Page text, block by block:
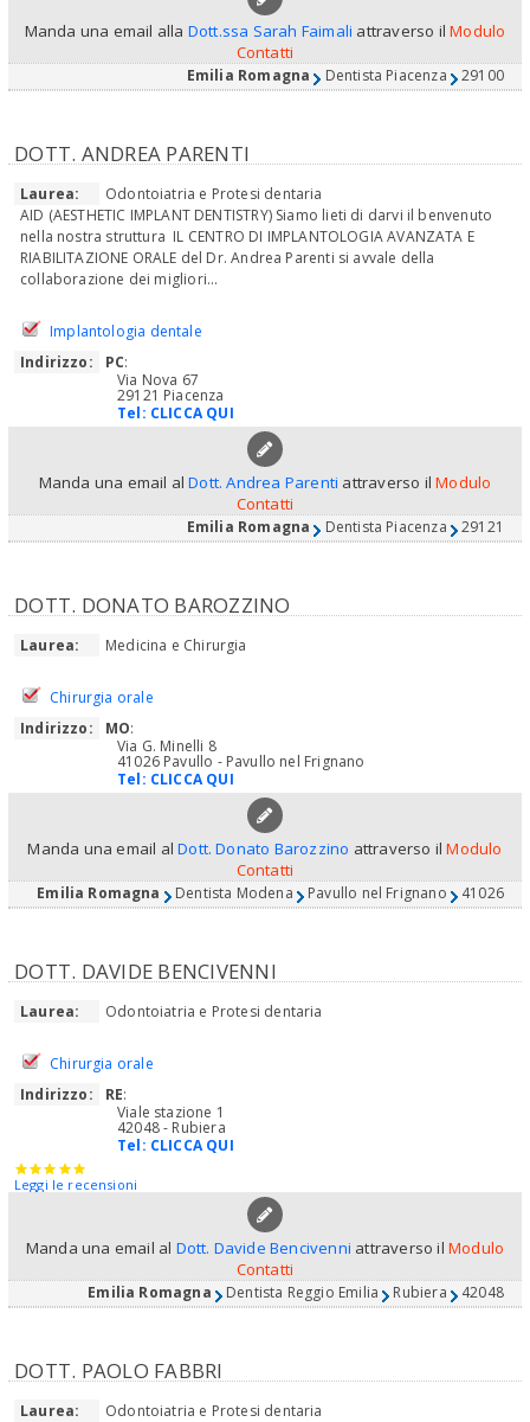
Manda una email alla Dott.ssa Sarah Faimali attraverso ilModulo
Contatti
Emilia Romagna Dentista Piacenza 29100
DOTT. ANDREA PARENTI
Laurea:
Odontoiatria e Protesi dentaria
AID (AESTHETIC IMPLANT DENTISTRY) Siamo lieti di darvi il benvenuto
nella nostra struttura IL CENTRO DI IMPLANTOLOGIA AVANZATA E
RIABILITAZIONE ORALE del Dr. Andrea Parenti si avvale della
collaborazione dei migliori...
Implantologia dentale
Indirizzo:
PC:
Via Nova 67
29121 Piacenza
Tel: CLICCA QUI
Manda una email alDott. Andrea Parenti attraverso ilModulo
Contatti
Emilia Romagna Dentista Piacenza 29121
DOTT. DONATO BAROZZINO
Laurea: Medicina e Chirurgia
Chirurgia orale
Indirizzo:
MO:
Via G. Minelli 8
41026 Pavullo - Pavullo nel Frignano
Tel: CLICCA QUI
Manda una email alDott. Donato Barozzino attraverso ilModulo
Contatti
Emilia Romagna Dentista Modena Pavullo nel Frignano 41026
DOTT. DAVIDE BENCIVENNI
Laurea: Odontoiatria e Protesi dentaria
Chirurgia orale
Indirizzo:
RE:
Viale stazione 1
42048 - Rubiera
Tel: CLICCA QUI
Leggi le recensioni
Manda una email al Dott. Davide Bencivenni attraverso ilModulo
Contatti
Emilia Romagna Dentista Reggio Emilia Rubiera 42048
DOTT. PAOLO FABBRI
Laurea: Odontoiatria e Protesi dentaria